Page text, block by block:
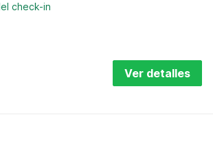
check-in
Ver detalles